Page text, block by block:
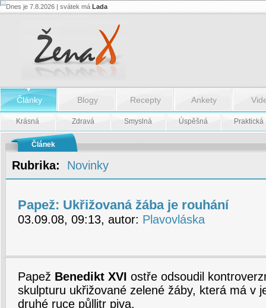
Papež:
žába
je
rouhání
Dnes je 7.8.2026 | svátek má Lada
Články Blogy Recepty Ankety
Krásná Zdravá Smyslná Úspěšná Praktická
Článek
Rubrika: Novinky
Papež: Ukřižovaná žába je rouhání
03.09.08, 09:13, autor: Plavovláska
Papež Benedikt XVI ostře odsoudil
skulpturu ukřižované zelené žáby, která má v
druhé ruce půllitr piva.